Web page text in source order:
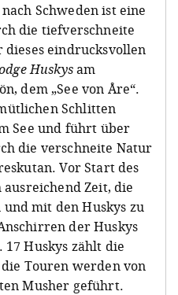
Schweden ist eine
die tiefverschneite
eindrucksvollen
Huskysam
dem „See von Åre“.
Schlitten
See und führt über
die verschneite Natur
Vor Start des
Zeit, die
mit den Huskys zu
der Huskys
Huskys zählt die
Touren werden von
Musher geführt.